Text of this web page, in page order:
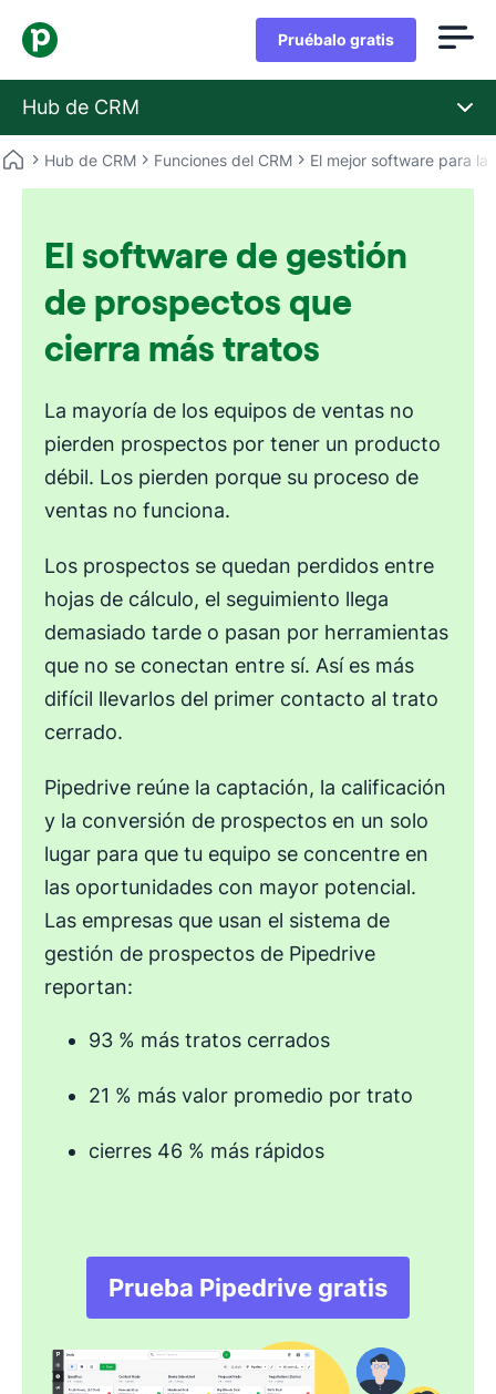
Pruébalo gratis
Hub de CRM
Hub de CRM Funciones del CRM El mejor software para
El software de gestión
de prospectos que
cierra más tratos
La mayoría de los equipos de ventas no
pierden prospectos por tener un producto
débil. Los pierden porque su proceso de
ventas no funciona.
Los prospectos se quedan perdidos entre
hojas de cálculo, el seguimiento llega
demasiado tarde o pasan por herramientas
que no se conectan entre sí. Así es más
difícil llevarlos del primer contacto al trato
cerrado.
Pipedrive reúne la captación, la calificación
y la conversión de prospectos en un solo
lugar para que tu equipo se concentre en
las oportunidades con mayor potencial.
Las empresas que usan el sistema de
gestión de prospectos de Pipedrive
reportan:
93 % más tratos cerrados
21 % más valor promedio por trato
cierres 46 % más rápidos
Prueba Pipedrive gratis
Se abre en una